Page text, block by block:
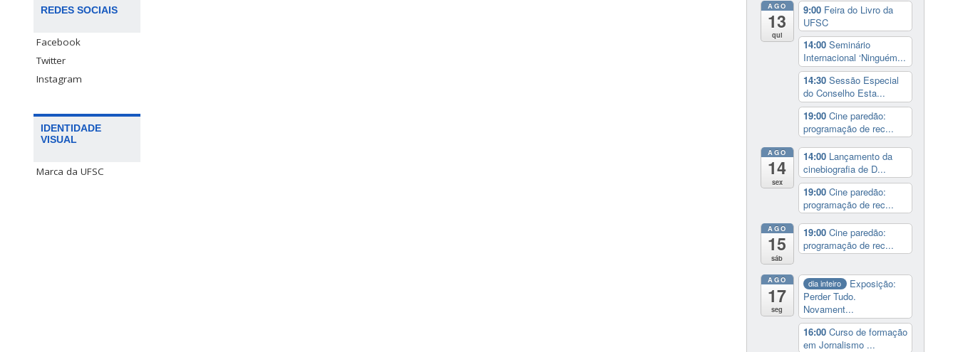
REDES SOCIAIS
Facebook
Twitter
Instagram
IDENTIDADE
VISUAL
Marca da UFSC
AGO
13
qui
9:00 Feira do Livro da
UFSC
14:00 Seminário
Internacional ‘Ninguém...
14:30 Sessão Especial
do Conselho Esta...
19:00 Cine paredão:
programação de rec...
AGO
14
sex
14:00 Lançamento da
cinebiografia de D...
19:00 Cine paredão:
programação de rec...
AGO
15
sáb
19:00 Cine paredão:
programação de rec...
AGO
17
seg
dia inteiro
Exposição:
Perder Tudo.
Novament...
16:00 Curso de formação
em Jornalismo ...